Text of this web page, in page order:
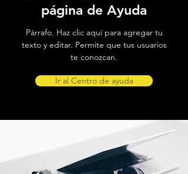
página de Ayuda
Párrafo. Haz clic aquí para agregar tu
texto y editar. Permite que tus usuarios
te conozcan.
Ir al Centro de ayuda